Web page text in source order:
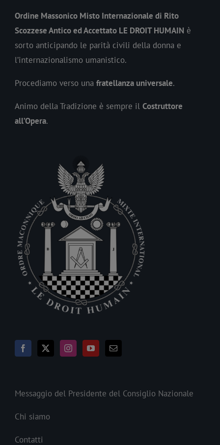
Ordine Massonico Misto Internazionale di Rito
Scozzese Antico ed Accettato LE DROIT HUMAIN è
sorto anticipando le parità civili della donna e
l’internazionalismo umanistico.
Procediamo verso una fratellanza universale.
Animo della Tradizione è sempre il Costruttore
all’Opera.
Messaggio del Presidente del Consiglio Nazionale
Chi siamo
Contatti